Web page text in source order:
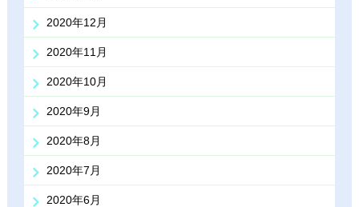
2020年12月
2020年11月
2020年10月
2020年9月
2020年8月
2020年7月
2020年6月